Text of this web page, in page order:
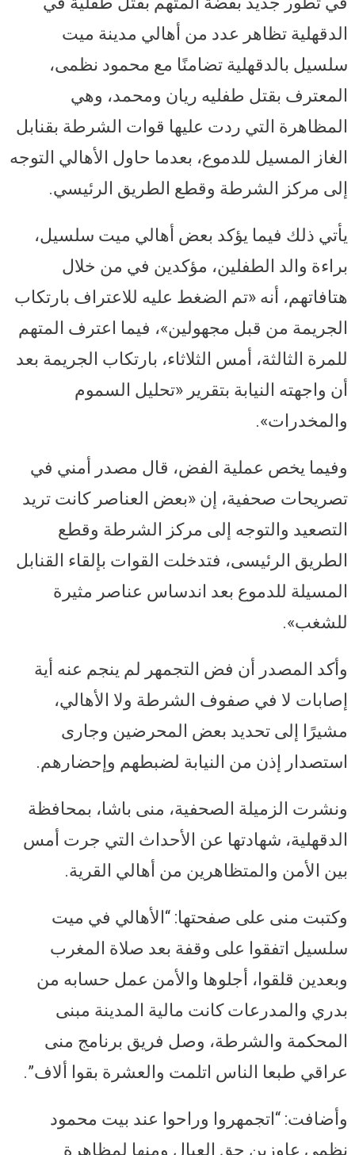
الدقهلية تظاهر عدد من أهالي مدينة ميت
سلسيل بالدقهلية تضامنًا مع محمود نظمى،
المعترف بقتل طفليه ريان ومحمد، وهي
المظاهرة التي ردت عليها قوات الشرطة بقنابل
الغاز المسيل للدموع، بعدما حاول الأهالي التوجه
إلى مركز الشرطة وقطع الطريق الرئيسي.
يأتي ذلك فيما يؤكد بعض أهالي ميت سلسيل،
براءة والد الطفلين، مؤكدين في من خلال
هتافاتهم، أنه «تم الضغط عليه للاعتراف بارتكاب
الجريمة من قبل مجهولين»، فيما اعترف المتهم
للمرة الثالثة، أمس الثلاثاء، بارتكاب الجريمة بعد
أن واجهته النيابة بتقرير «تحليل السموم
والمخدرات».
وفيما يخص عملية الفض، قال مصدر أمني في
تصريحات صحفية، إن «بعض العناصر كانت تريد
التصعيد والتوجه إلى مركز الشرطة وقطع
الطريق الرئيسى، فتدخلت القوات بإلقاء القنابل
المسيلة للدموع بعد اندساس عناصر مثيرة
للشغب».
وأكد المصدر أن فض التجمهر لم ينجم عنه أية
إصابات لا في صفوف الشرطة ولا الأهالي،
مشيرًا إلى تحديد بعض المحرضين وجارى
استصدار إذن من النيابة لضبطهم وإحضارهم.
ونشرت الزميلة الصحفية، منى باشا، بمحافظة
الدقهلية، شهادتها عن الأحداث التي جرت أمس
بين الأمن والمتظاهرين من أهالي القرية.
وكتبت منى على صفحتها: “الأهالي في ميت
سلسيل اتفقوا على وقفة بعد صلاة المغرب
وبعدين قلقوا، أجلوها والأمن عمل حسابه من
بدري والمدرعات كانت مالية المدينة مبنى
المحكمة والشرطة، وصل فريق برنامج منى
عراقي طبعا الناس اتلمت والعشرة بقوا ألاف”.
وأضافت: “اتجمهروا وراحوا عند بيت محمود
نظمي عاوزين حق العيال ومنها لمظاهرة